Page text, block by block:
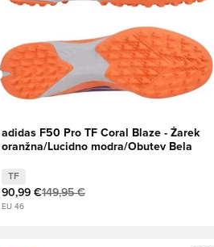
adidas F50 Pro TF Coral Blaze - Žarek
oranžna/Lucidno modra/Obutev Bela
TF
90,99 €149,95 €
EU 46